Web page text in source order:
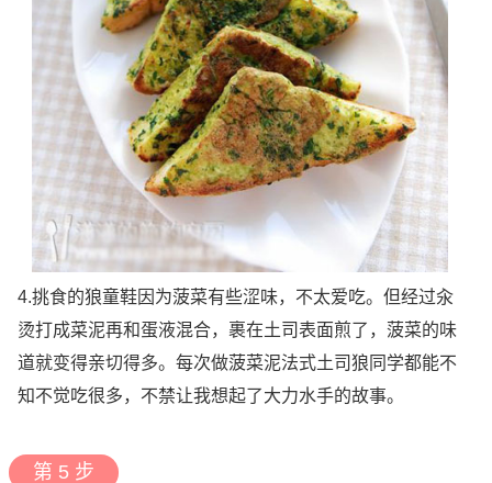
4.挑食的狼童鞋因为菠菜有些涩味，不太爱吃。但经过汆
烫打成菜泥再和蛋液混合，裹在土司表面煎了，菠菜的味
道就变得亲切得多。每次做菠菜泥法式土司狼同学都能不
知不觉吃很多，不禁让我想起了大力水手的故事。
第 5 步